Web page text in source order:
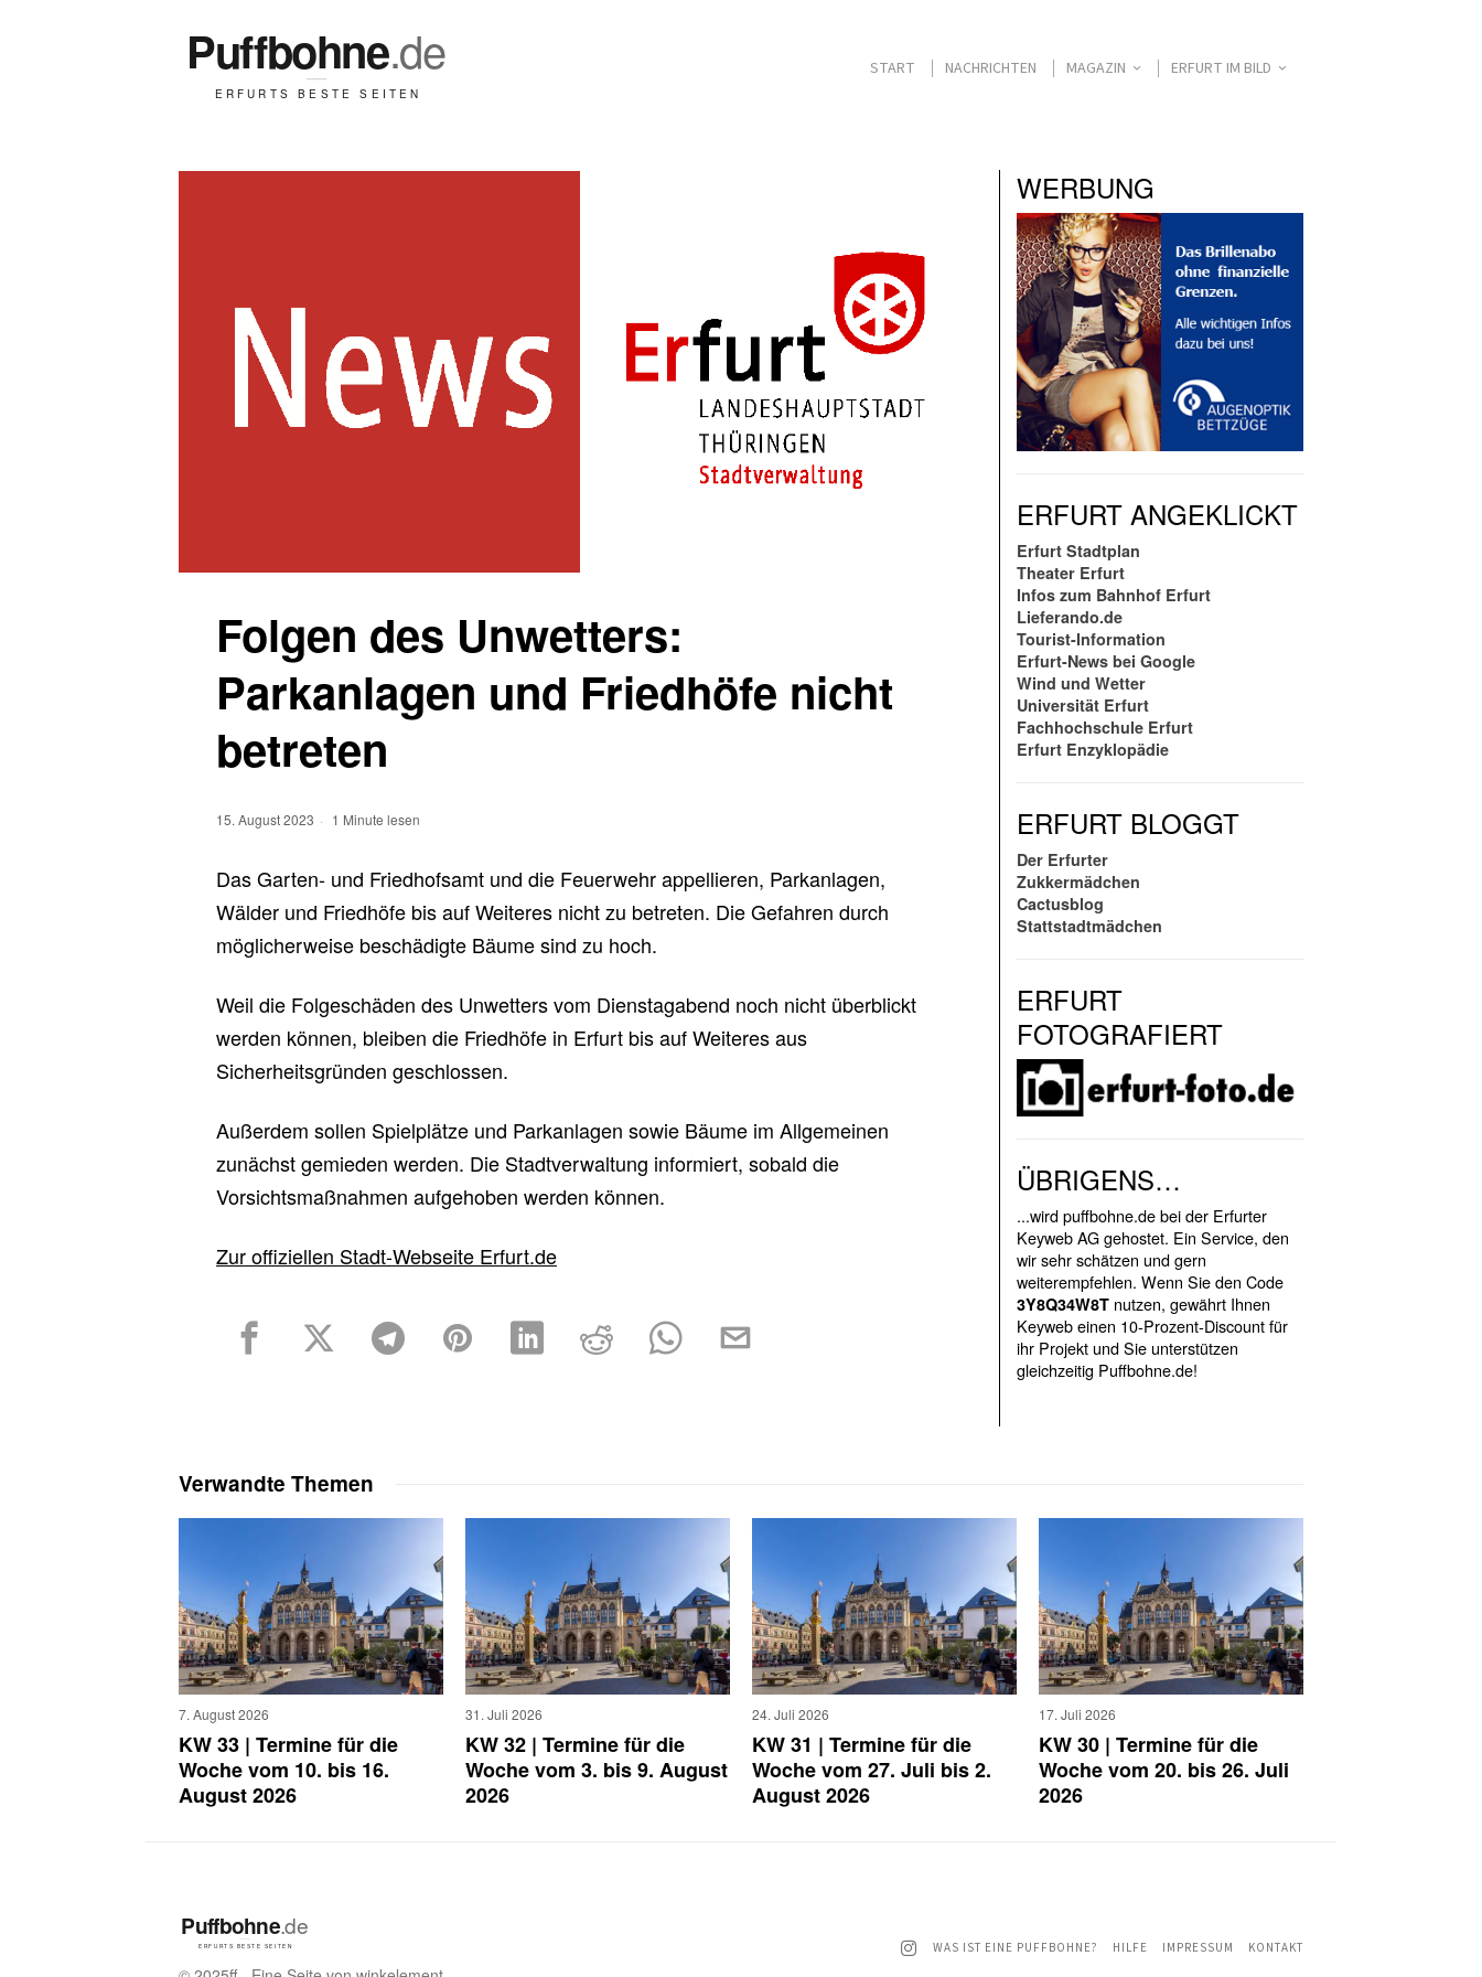
START NACHRICHTEN MAGAZIN ERFURT IM BILD
Folgen des Unwetters:
Parkanlagen und Friedhöfe nicht
betreten
15. August 2023 1 Minute lesen
Das Garten- und Friedhofsamt und die Feuerwehr appellieren, Parkanlagen,
Wälder und Friedhöfe bis auf Weiteres nicht zu betreten. Die Gefahren durch
möglicherweise beschädigte Bäume sind zu hoch.
Weil die Folgeschäden des Unwetters vom Dienstagabend noch nicht überblickt
werden können, bleiben die Friedhöfe in Erfurt bis auf Weiteres aus
Sicherheitsgründen geschlossen.
Außerdem sollen Spielplätze und Parkanlagen sowie Bäume im Allgemeinen
zunächst gemieden werden. Die Stadtverwaltung informiert, sobald die
Vorsichtsmaßnahmen aufgehoben werden können.
Zur offiziellen Stadt-Webseite Erfurt.de
WERBUNG
ERFURT ANGEKLICKT
Erfurt Stadtplan
Theater Erfurt
Infos zum Bahnhof Erfurt
Lieferando.de
Tourist-Information
Erfurt-News bei Google
Wind und Wetter
Universität Erfurt
Fachhochschule Erfurt
Erfurt Enzyklopädie
ERFURT BLOGGT
Der Erfurter
Zukkermädchen
Cactusblog
Stattstadtmädchen
ERFURT
FOTOGRAFIERT
ÜBRIGENS…
...wird puffbohne.de bei der Erfurter
Keyweb AG gehostet. Ein Service, den
wir sehr schätzen und gern
weiterempfehlen. Wenn Sie den Code
3Y8Q34W8T nutzen, gewährt Ihnen
Keyweb einen 10-Prozent-Discount für
ihr Projekt und Sie unterstützen
gleichzeitig Puffbohne.de!
Verwandte Themen
7. August 2026
KW 33 | Termine für die
Woche vom 10. bis 16.
August 2026
31. Juli 2026
KW 32 | Termine für die
Woche vom 3. bis 9. August
2026
24. Juli 2026
KW 31 | Termine für die
Woche vom 27. Juli bis 2.
August 2026
17. Juli 2026
KW 30 | Termine für die
Woche vom 20. bis 26. Juli
2026
WAS IST EINE PUFFBOHNE? HILFE IMPRESSUM KONTAKT